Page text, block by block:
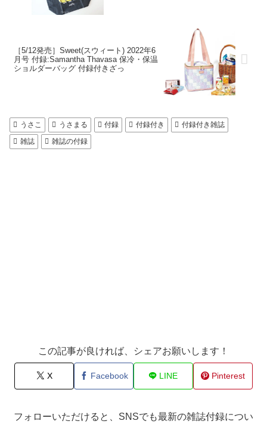
［5/12発売］Sweet(スウィート) 2022年6
月号 付録:Samantha Thavasa 保冷・保温
ショルダーバッグ 付録付きざっ
うさこ うさまる 付録 付録付き
付録付き雑誌
雑誌
雑誌の付録
この記事が良ければ、シェアお願いします！
X Facebook LINE Pinterest
フォローいただけると、SNSでも最新の雑誌付録につい